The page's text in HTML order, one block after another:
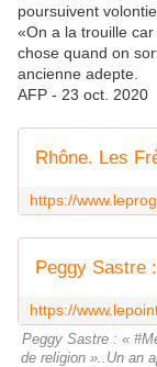
poursuivent
«On a la trouille
chose quand on
ancienne adepte.
AFP - 23 oct. 2020
Peggy Sastre : «
de religion »..Un an